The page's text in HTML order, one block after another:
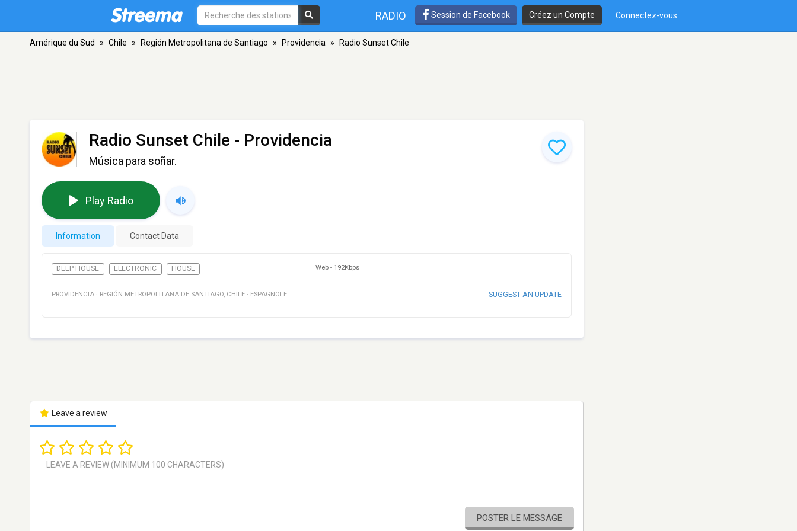
RADIO Session de Facebook Créez un Compte Connectez-vous
Amérique du Sud » Chile » Región Metropolitana de Santiago » Providencia » Radio Sunset Chile
Radio Sunset Chile - Providencia
Música para soñar.
Play Radio
Information Contact Data
DEEP HOUSE ELECTRONIC HOUSE Web - 192Kbps
PROVIDENCIA · REGIÓN METROPOLITANA DE SANTIAGO, CHILE · ESPAGNOLE SUGGEST AN UPDATE
Leave a review
POSTER LE MESSAGE